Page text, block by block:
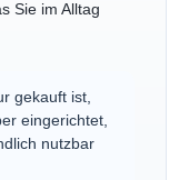
Sie im Alltag
gekauft ist,
eingerichtet,
nutzbar